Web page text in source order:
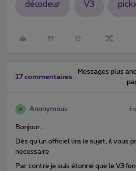
décodeur V3
17 commentaires
Messages plus
A Anonymous
Bonjour,
Dès qu’un officiel lira le sujet, il vous
necessaire
Par contre je suis étonné que le V3